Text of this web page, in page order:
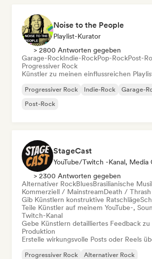
Noise to the People
Playlist-Kurator
> 2800 Antworten gegeben
Garage-RockIndie-RockPop-RockPost-
Progressiver Rock
Künstler zu meinen einflussreichen
Progressiver Rock Indie-Rock Garage-
Post-Rock
StageCast
> 2300 Antworten gegeben
Alternativer RockBluesBrasilianische
Kommerziell / MainstreamDeath / Thrash
Gib Künstlern konstruktive Ratschläge
Teile Künstler auf meinem YouTube-,
Twitch-Kanal
Gebe Künstlern detailliertes Feedback
Produktion
Erstelle wirkungsvolle Posts oder Reels
Progressiver Rock
Alternativer Rock